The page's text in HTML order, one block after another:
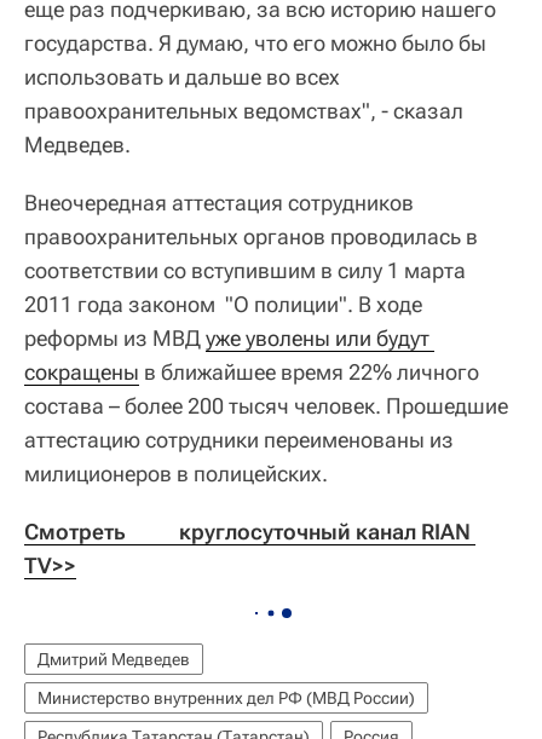
еще раз подчеркиваю, за всю историю нашего
государства. Я думаю, что его можно было бы
использовать и дальше во всех
правоохранительных ведомствах", - сказал
Медведев.
Внеочередная аттестация сотрудников
правоохранительных органов проводилась в
соответствии со вступившим в силу 1 марта
2011 года законом "О полиции". В ходе
реформы из МВДуже уволены или будут
сокращены в ближайшее время 22% личного
состава – более 200 тысяч человек. Прошедшие
аттестацию сотрудники переименованы из
милиционеров в полицейских.
Смотреть           круглосуточный канал RIAN
TV>>
Дмитрий Медведев
Министерство внутренних дел РФ (МВД России)